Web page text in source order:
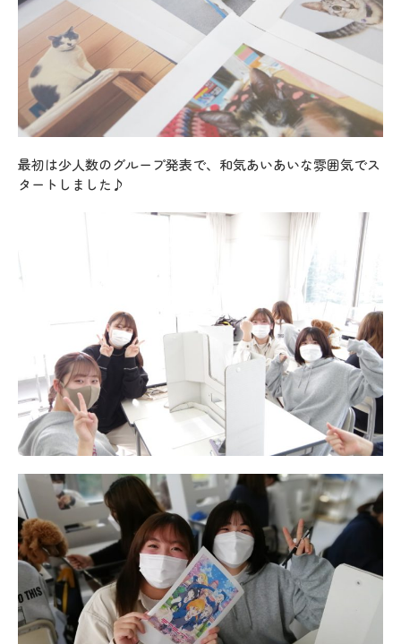
最初は少人数のグループ発表で、和気あいあいな雰囲気でス
タートしました♪